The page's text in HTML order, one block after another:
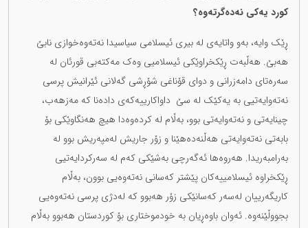
کورد یەکی نەدەگرتەوە؟
ڕێک وایە، بەو واتایەی لە بیری ئیسلامی سیاسیدا نەتەوەخوازی نابێ
هەبێ. هەڵبەت ڕێکخراوێکی ئیسلامیی وەک مەکتەبی قورئان لە
سەرەتای دامەزرانی و دوای قۆناغی شۆڕشی گەلانی ئێرانیش پرسی
نەتەوایەتیی بە یەکێک لە سێ داواکارییەکەی دادەنا کە مەزهەب،
چینایەتی و نەتەوایەتی بوو، بەڵام لە کردەوەدا هیچ هەنگاوێکی بۆ
بابەتی نەتەوایەتی هەڵنەدەهێنا و زۆر جاریش لەمپەریش بوو لە
بەرامبەریدا. هەروەها ئەگەرچی بەشێکی کەم لە سەرکردایەتیی
ڕێکخراوە ئیسلامییەکان پێشتر کەسانی نەتەوەیی بوون، بەڵام
کاریگەرییان لەسەر کەسانێکی زۆر هەبوو کە لەدژی پرسی نەتەوەیی
بجووڵێنەوە. ئەوان باوەڕیان بە خودموختاری بۆ کوردستان هەبوو بەڵام